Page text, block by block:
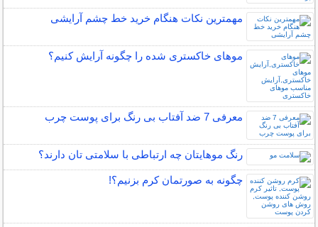
مهمترین نکات هنگام خرید خط چشم آرایشی
موهای خاکستری شده را چگونه آرایش کنیم؟
معرفی 7 ضد آفتاب بی رنگ برای پوست چرب
رنگ موهایتان چه ارتباطی با سلامتی تان دارند؟
چگونه به صورتمان کرم بزنیم؟!